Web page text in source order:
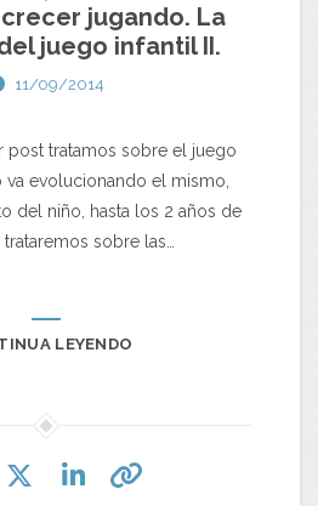
jugando. La
juego infantil II.
11/09/2014
post tratamos sobre el juego
evolucionando el mismo,
del niño, hasta los 2 años de
sobre las…
LEYENDO